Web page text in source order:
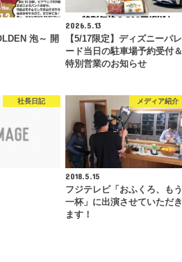
泡～ 開
2026.5.13
【5/17限定】ディズニーパレ
ード当日の駐車場予約受付＆
特別営業のお知らせ
社長日記 メディア紹介
2018.5.15
フジテレビ「おふくろ、もう
一杯」に出演させていただき
ます！